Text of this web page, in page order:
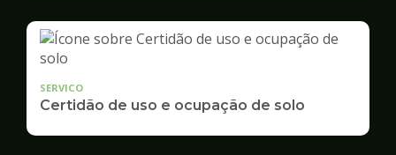
SERVICO
Certidão de uso e ocupação de solo